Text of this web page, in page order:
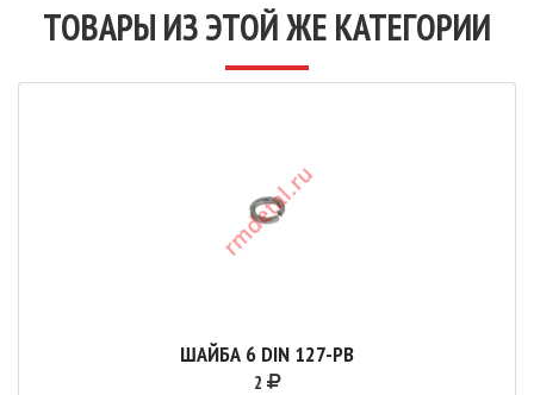
ТОВАРЫ ИЗ ЭТОЙ ЖЕ КАТЕГОРИИ
ШАЙБА 6 DIN 127-РВ
2